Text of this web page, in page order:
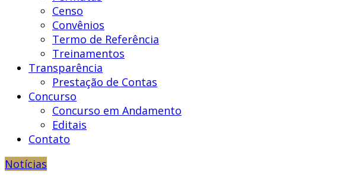
Censo
Convênios
Termo de Referência
Treinamentos
Transparência
Prestação de Contas
Concurso
Concurso em Andamento
Editais
Contato
Notícias